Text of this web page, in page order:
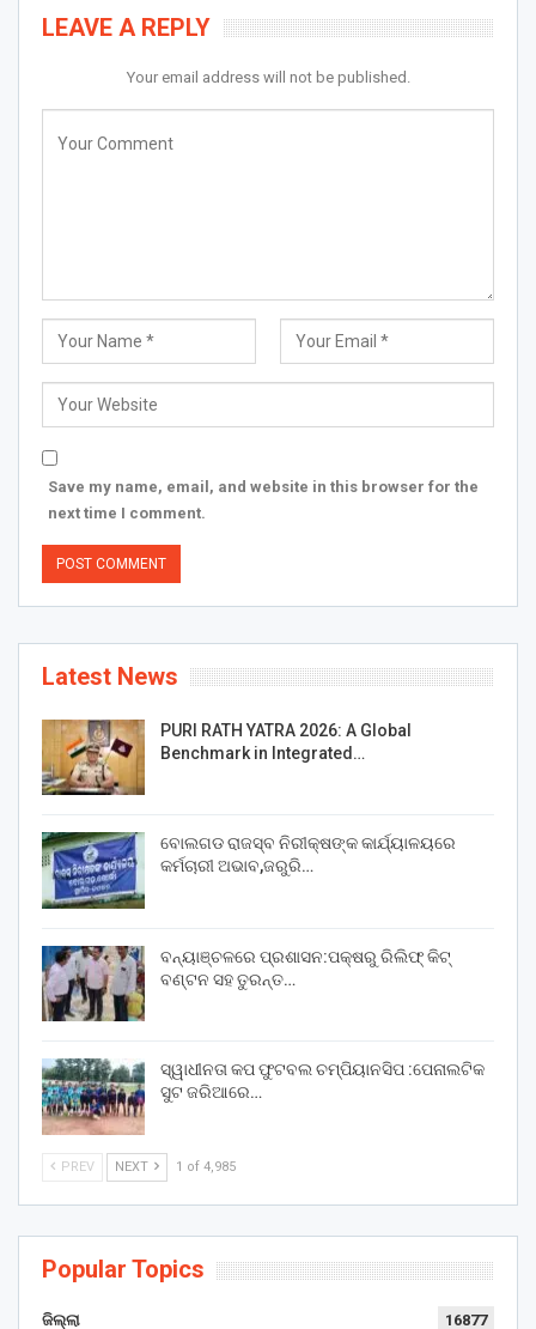
LEAVE A REPLY
Your email address will not be published.
Save my name, email, and website in this browser for the
next time I comment.
Latest News
PURI RATH YATRA 2026: A Global
Benchmark in Integrated…
ବୋଲଗଡ ରାଜସ୍ବ ନିରୀକ୍ଷଙ୍କ କାର୍ଯ୍ୟାଳୟରେ
କର୍ମଚାରୀ ଅଭାବ,ଜରୁରି…
ବନ୍ୟାଞ୍ଚଳରେ ପ୍ରଶାସନ:ପକ୍ଷରୁ ରିଲିଫ୍ କିଟ୍
ବଣ୍ଟନ ସହ ତୁରନ୍ତ…
ସ୍ୱାଧୀନତା କପ ଫୁଟବଲ ଚମ୍ପିୟାନସିପ :ପେନାଲଟିକ
ସୁଟ ଜରିଆରେ…
PREV NEXT 1 of 4,985
Popular Topics
ଜିଲ୍ଲା 16877